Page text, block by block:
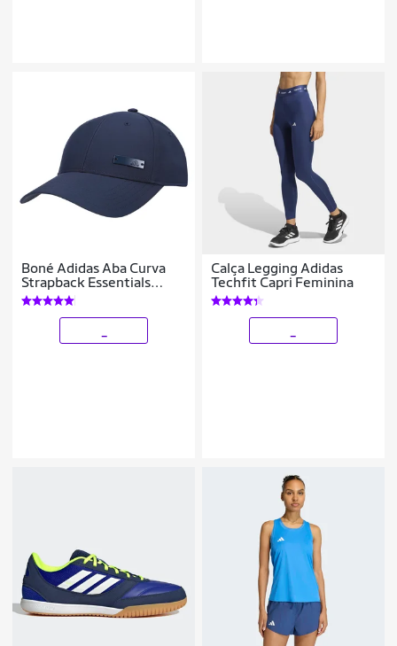
Boné Adidas Aba Curva
Strapback Essentials
Básico
Calça Legging Adidas
Techfit Capri Feminina